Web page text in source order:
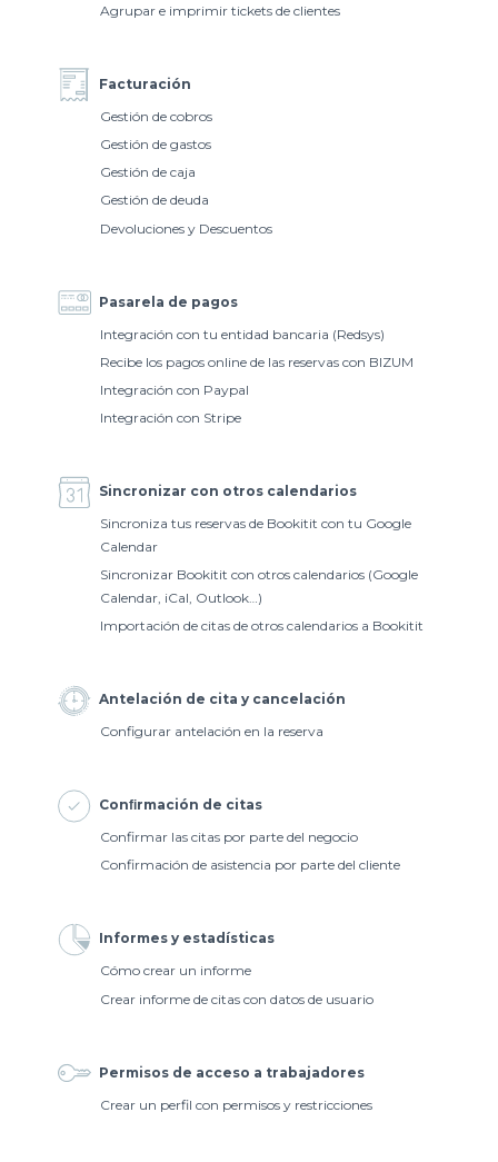
Agrupar e imprimir tickets de clientes
Facturación
Gestión de cobros
Gestión de gastos
Gestión de caja
Gestión de deuda
Devoluciones y Descuentos
Pasarela de pagos
Integración con tu entidad bancaria (Redsys)
Recibe los pagos online de las reservas con BIZUM
Integración con Paypal
Integración con Stripe
Sincronizar con otros calendarios
Sincroniza tus reservas de Bookitit con tu Google
Calendar
Sincronizar Bookitit con otros calendarios (Google
Calendar, iCal, Outlook…)
Importación de citas de otros calendarios a Bookitit
Antelación de cita y cancelación
Configurar antelación en la reserva
Conﬁrmación de citas
Confirmar las citas por parte del negocio
Confirmación de asistencia por parte del cliente
Informes y estadísticas
Cómo crear un informe
Crear informe de citas con datos de usuario
Permisos de acceso a trabajadores
Crear un perfil con permisos y restricciones